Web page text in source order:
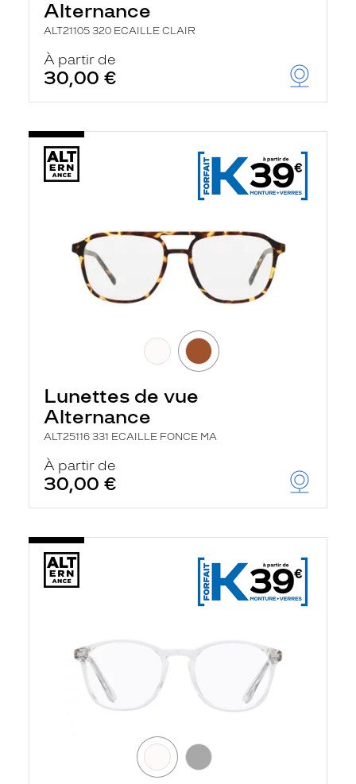
Alternance
ALT21105 320 ECAILLE CLAIR
À partir de
30,00 €
Lunettes de vue
Alternance
ALT25116 331 ECAILLE FONCE MA
À partir de
30,00 €